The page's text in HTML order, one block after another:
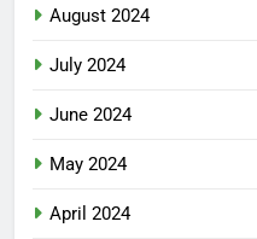
August 2024
July 2024
June 2024
May 2024
April 2024